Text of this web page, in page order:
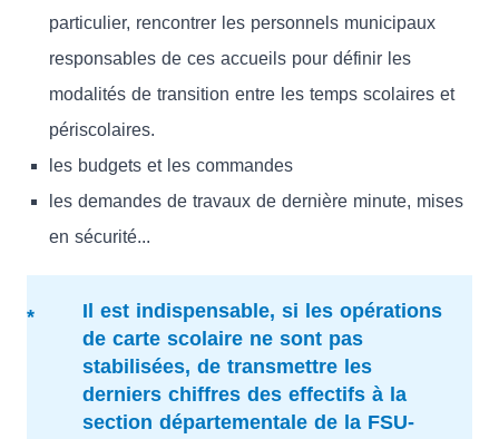
particulier, rencontrer les personnels municipaux
responsables de ces accueils pour définir les
modalités de transition entre les temps scolaires et
périscolaires.
les budgets et les commandes
les demandes de travaux de dernière minute, mises
en sécurité...
Il est indispensable, si les opérations
de carte scolaire ne sont pas
stabilisées, de transmettre les
derniers chiffres des effectifs à la
section départementale de la FSU-